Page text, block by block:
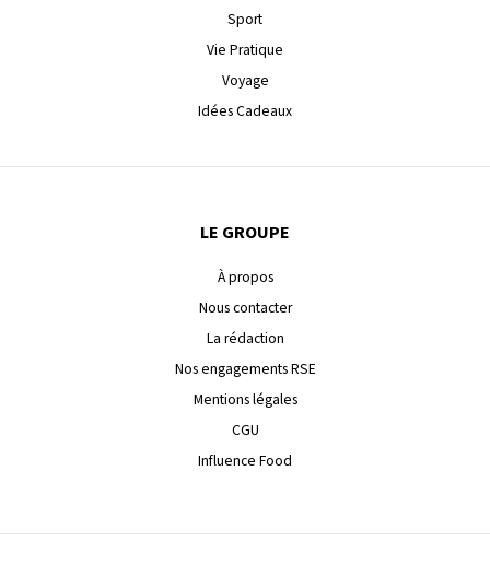
Sport
Vie Pratique
Voyage
Idées Cadeaux
LE GROUPE
À propos
Nous contacter
La rédaction
Nos engagements RSE
Mentions légales
CGU
Influence Food